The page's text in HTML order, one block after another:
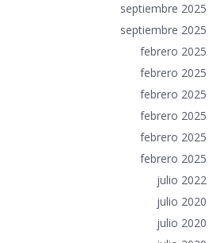
septiembre 2025
septiembre 2025
febrero 2025
febrero 2025
febrero 2025
febrero 2025
febrero 2025
febrero 2025
julio 2022
julio 2020
julio 2020